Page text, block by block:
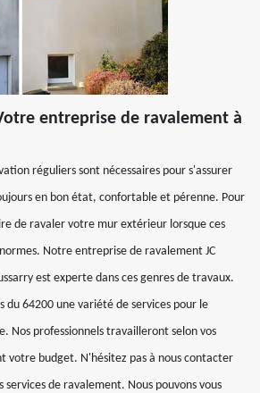
entreprise de ravalement à
réguliers sont nécessaires pour s'assurer
en bon état, confortable et pérenne. Pour
de ravaler votre mur extérieur lorsque ces
Notre entreprise de ravalement JC
est experte dans ces genres de travaux.
du 64200 une variété de services pour le
Nos professionnels travailleront selon vos
votre budget. N'hésitez pas à nous contacter
services de ravalement. Nous pouvons vous